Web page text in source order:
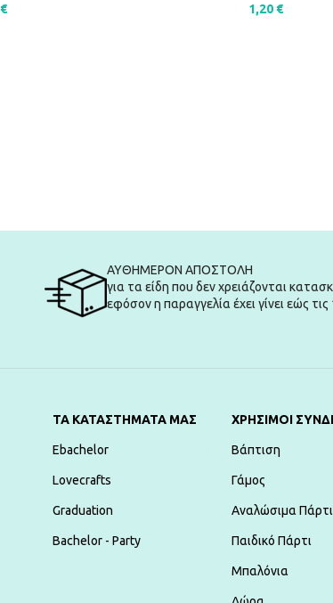
€ 1,20 €
ΑΥΘΗΜΕΡΟΝ ΑΠΟΣΤΟΛΗ
για τα είδη που δεν χρειάζονται
εφόσον η παραγγελία έχει γίνει εώς τις
ΤΑ ΚΑΤΑΣΤΗΜΑΤΑ ΜΑΣ
Ebachelor
Lovecrafts
Graduation
Bachelor - Party
ΧΡΗΣΙΜΟΙ
Βάπτιση
Γάμος
Αναλώσιμα Πάρτι
Παιδικό Πάρτι
Μπαλόνια